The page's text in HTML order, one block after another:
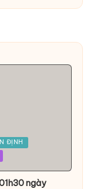
ĐỊNH
ngày